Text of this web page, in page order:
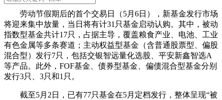
劳动节假期后的首个交易日（5月6日），新基金发行市场
将迎来集中放量，当日将有计31只基金启动认购。其中，被动
指数型基金共计17只，占据主导，覆盖粮食产业、 电池 、工业
有色金属等多条赛道；主动权益型基金（含普通股票型、偏股
混合型）发行7只，包括交银智远量化选股、平安新鑫智选A
等产品。此外，FOF基金、债券型基金、偏债混合型基金分别
发行3只、3只和1只。
截至5月2日，已有77只基金在5月定档发行，整体呈现“被